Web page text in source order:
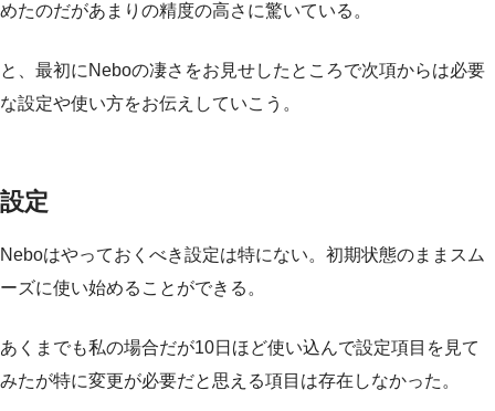
めたのだがあまりの精度の高さに驚いている。
と、最初にNeboの凄さをお見せしたところで次項からは必要
な設定や使い方をお伝えしていこう。
設定
Neboはやっておくべき設定は特にない。初期状態のままスム
ーズに使い始めることができる。
あくまでも私の場合だが10日ほど使い込んで設定項目を見て
みたが特に変更が必要だと思える項目は存在しなかった。